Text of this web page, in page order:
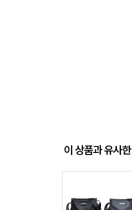
이 상품과 유사한